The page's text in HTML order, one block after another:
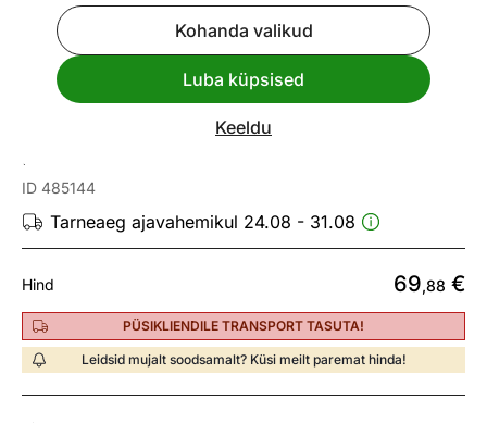
Kohanda valikud
Luba küpsised
Keeldu
Vaata sarnaseid
Korviga abilaud Oskar, hall
ID 485144
Tarneaeg ajavahemikul 24.08 - 31.08
Hind 69,88 €
PÜSIKLIENDILE TRANSPORT TASUTA!
Leidsid mujalt soodsamalt? Küsi meilt paremat hinda!